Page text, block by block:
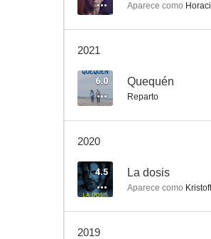
Aparece como
2021
6.0 Quequén
Reparto
2020
4.5 La dosis
Aparece como Kristoff
2019